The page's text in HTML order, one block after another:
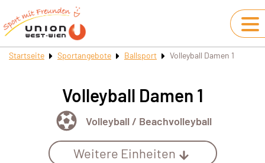
Startseite Sportangebote Ballsport Volleyball Damen 1
Volleyball Damen 1
Volleyball / Beachvolleyball
Weitere Einheiten